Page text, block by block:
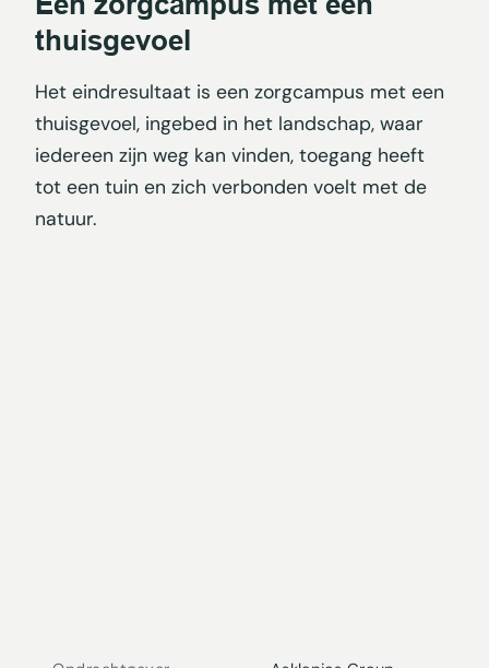
thuisgevoel
Het eindresultaat is een zorgcampus met een
thuisgevoel, ingebed in het landschap, waar
iedereen zijn weg kan vinden, toegang heeft
tot een tuin en zich verbonden voelt met de
natuur.